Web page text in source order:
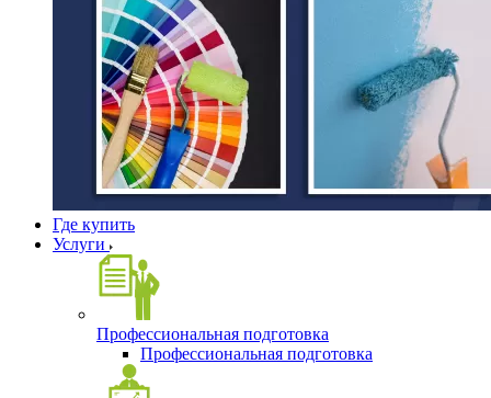
Где купить
Услуги
Профессиональная подготовка
Профессиональная подготовка